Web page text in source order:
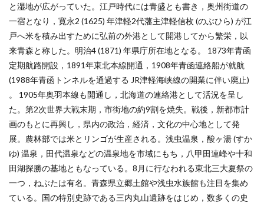
と湿地が広がっていた。江戸時代には青盛とも書き，奥州街道の
一宿となり，寛永2 (1625) 年津軽2代藩主津軽信枚 (のぶひら) が江
戸へ米を積み出すために弘前の外港として開港してから繁栄，以
来青森と称した。明治4 (1871) 年県庁所在地となる。 1873年青函
定期航路開設，1891年東北本線開通，1908年青函連絡船が就航
(1988年青函トンネルを通過する JR津軽海峡線の開業に伴い廃止)
。 1905年奥羽本線も開通し，北海道の連絡港として活況を呈し
た。第2次世界大戦末期，市街地の約9割を焼失。戦後，新都市計
画のもとに再興し，県内の政治，経済，文化の中心地として発
展。農林部では米とリンゴが生産される。浅虫温泉，酸ヶ湯 (すか
ゆ) 温泉，田代温泉などの温泉地を市域にもち，八甲田連峰や十和
田湖探勝の基地ともなっている。8月に行なわれる東北三大夏祭の
一つ，ねぶたは有名。青森県立郷土館や浅虫水族館も注目を集め
ている。国の特別史跡である三内丸山遺跡をはじめ，数多くの史